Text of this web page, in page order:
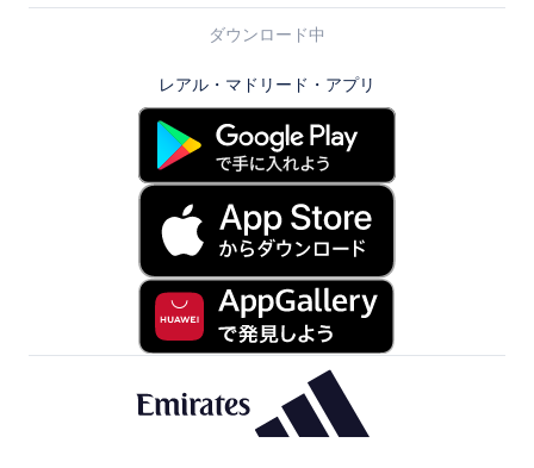
ダウンロード中
レアル・マドリード・アプリ